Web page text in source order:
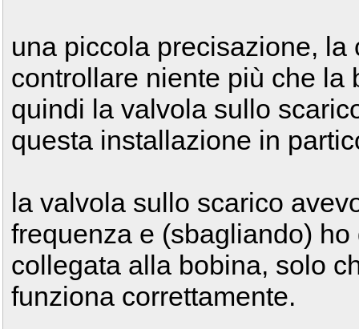
una piccola precisazione,
controllare niente più che la
quindi la valvola sullo
questa installazione in
la valvola sullo scarico
frequenza e (sbagliando)
collegata alla bobina, solo
funziona correttamente.